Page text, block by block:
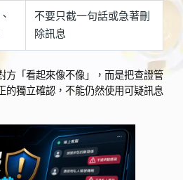
不要只截一句話或急著刪
除訊息
方「看起來像不像」，而是把查證管
的獨立確認，不能仍然使用可疑訊息